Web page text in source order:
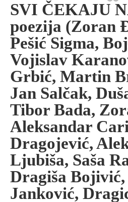
SVI ČEKAJU
poezija (Zoran
Pešić Sigma,
Vojislav
Grbić, Martin
Jan Salčak,
Tibor Bada,
Aleksandar
Dragojević,
Ljubiša, Saša
Dragiša
Janković,